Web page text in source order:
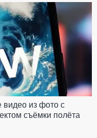
видео из фото с
съёмки полёта